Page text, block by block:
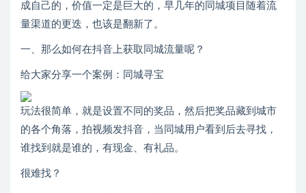
成自己的，价值一定是巨大的，早几年的同城项目随着流
量渠道的更迭，也该是翻新了。
一、那么如何在抖音上获取同城流量呢？
给大家分享一个案例：同城寻宝
玩法很简单，就是设置不同的奖品，然后把奖品藏到城市
的各个角落，拍视频发抖音，当同城用户看到后去寻找，
谁找到就是谁的，有现金、有礼品。
很难找？